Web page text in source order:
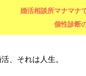
婚活相談所マナマナ
個性診断
、それは人生。